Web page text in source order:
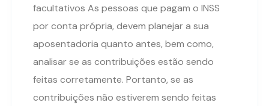
facultativos As pessoas que pagam o INSS
por conta própria, devem planejar a sua
aposentadoria quanto antes, bem como,
analisar se as contribuições estão sendo
feitas corretamente. Portanto, se as
contribuições não estiverem sendo feitas